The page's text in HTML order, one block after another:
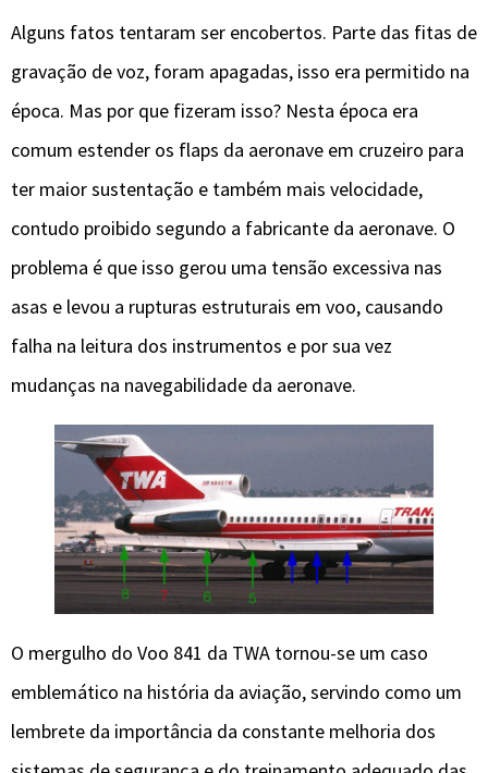
Alguns fatos tentaram ser encobertos. Parte das fitas de
gravação de voz, foram apagadas, isso era permitido na
época. Mas por que fizeram isso? Nesta época era
comum estender os flaps da aeronave em cruzeiro para
ter maior sustentação e também mais velocidade,
contudo proibido segundo a fabricante da aeronave. O
problema é que isso gerou uma tensão excessiva nas
asas e levou a rupturas estruturais em voo, causando
falha na leitura dos instrumentos e por sua vez
mudanças na navegabilidade da aeronave.
O mergulho do Voo 841 da TWA tornou-se um caso
emblemático na história da aviação, servindo como um
lembrete da importância da constante melhoria dos